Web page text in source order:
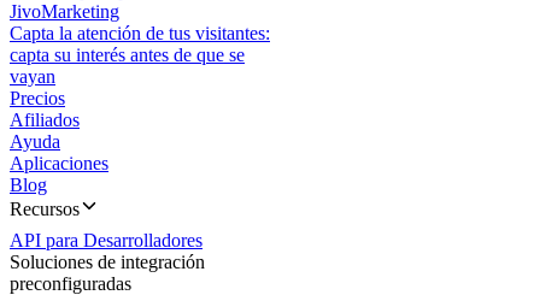
JivoMarketing
Capta la atención de tus visitantes:
capta su interés antes de que se
vayan
Precios
Afiliados
Ayuda
Aplicaciones
Blog
Recursos
API para Desarrolladores
Soluciones de integración
preconfiguradas